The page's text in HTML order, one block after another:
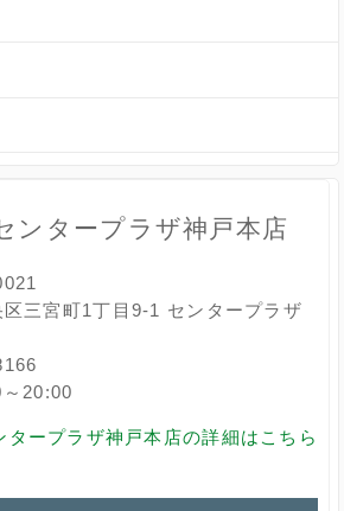
タープラザ神戸本店
三宮町1丁目9-1 センタープラザ
20:00
ープラザ神戸本店の詳細はこちら